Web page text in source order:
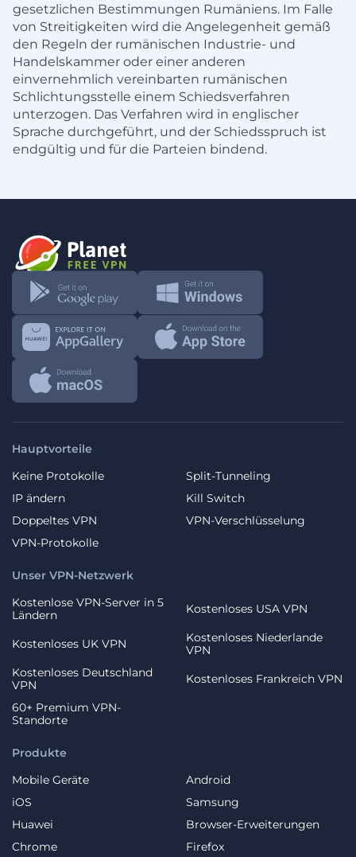
gesetzlichen Bestimmungen Rumäniens. Im Falle
von Streitigkeiten wird die Angelegenheit gemäß
den Regeln der rumänischen Industrie- und
Handelskammer oder einer anderen
einvernehmlich vereinbarten rumänischen
Schlichtungsstelle einem Schiedsverfahren
unterzogen. Das Verfahren wird in englischer
Sprache durchgeführt, und der Schiedsspruch ist
endgültig und für die Parteien bindend.
Hauptvorteile
Keine Protokolle
Split-Tunneling
IP ändern
Kill Switch
Doppeltes VPN
VPN-Verschlüsselung
VPN-Protokolle
Produkte
Mobile Geräte
Android
iOS
Samsung
Huawei
Browser-Erweiterungen
Chrome
Firefox
Unser VPN-Netzwerk
Kostenlose VPN-Server in 5
Ländern
Kostenloses USA VPN
Kostenloses UK VPN
Kostenloses Niederlande
VPN
Kostenloses Deutschland
VPN
Kostenloses Frankreich VPN
60+ Premium VPN-
Standorte